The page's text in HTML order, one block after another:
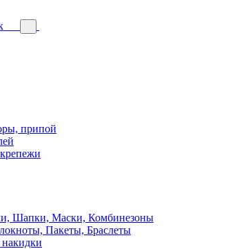
припой
Шапки, Маски, Комбинезоны
Пакеты, Браслеты